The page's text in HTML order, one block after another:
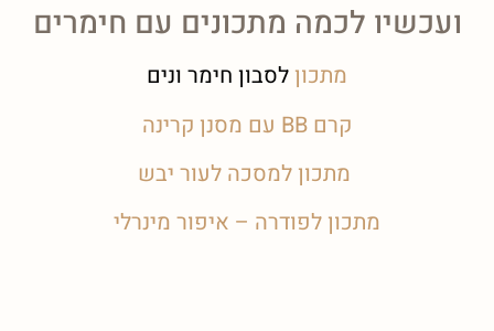
ועכשיו לכמה מתכונים עם חימרים
מתכון לסבון חימר ונים
קרם BB עם מסנן קרינה
מתכון למסכה לעור יבש
מתכון לפודרה – איפור מינרלי